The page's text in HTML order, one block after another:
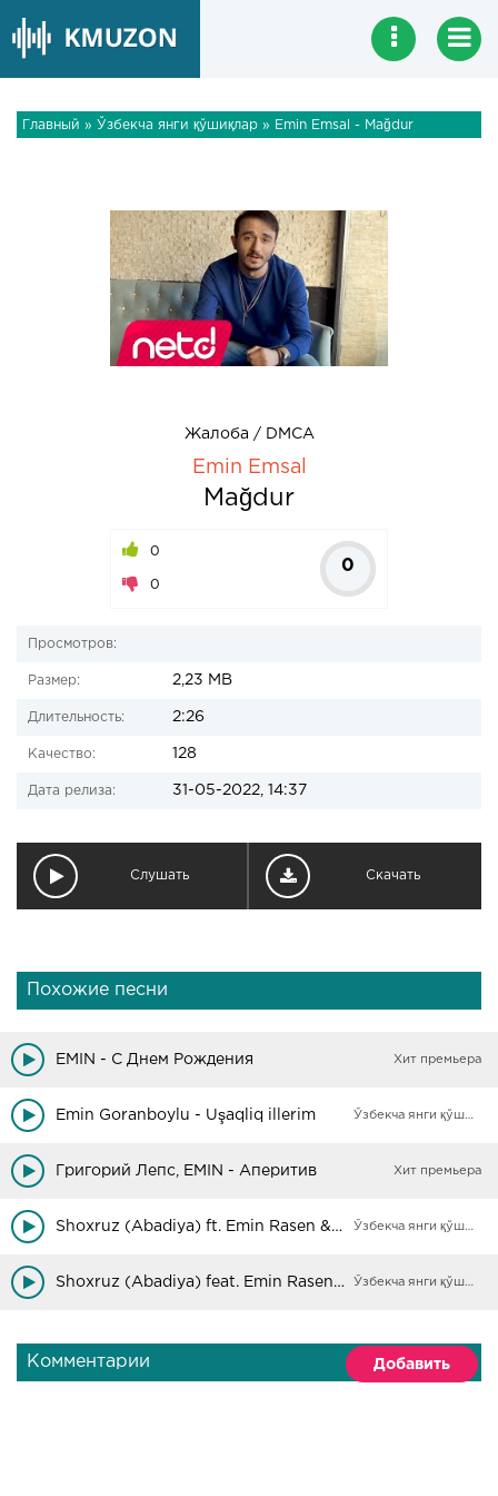
Главный » Ўзбекча янги қўшиқлар » Emin Emsal - Mağdur
Жалоба / DMCA
Emin Emsal
Mağdur
0
0
0
Просмотров:
Размер: 2,23 MB
Длительность: 2:26
Качество: 128
Дата релиза: 31-05-2022, 14:37
Слушать Скачать
Похожие песни
EMIN - С Днем Рождения Хит премьера
Emin Goranboylu - Uşaqliq illerim Ўзбекча янги қўшиқлар
Григорий Лепс, EMIN - Аперитив Хит премьера
Shoxruz (Abadiya) ft. Emin Rasen & Fariza - Party Ўзбекча янги қўшиқлар
Shoxruz (Abadiya) feat. Emin Rasen - Unut Ўзбекча янги қўшиқлар
Комментарии Добавить